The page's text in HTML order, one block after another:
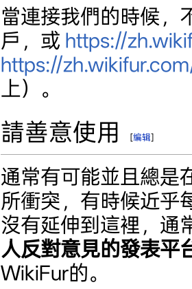
當連接我們的時候，
戶，或 https://
https://
上）。
請善意使用 [编辑]
通常有可能並且總是
所衝突，有時候近乎
沒有延伸到這裡，通
人反對意見的發表平
WikiFur的。